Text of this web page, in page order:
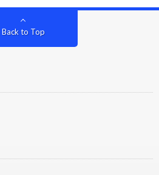
Back to Top